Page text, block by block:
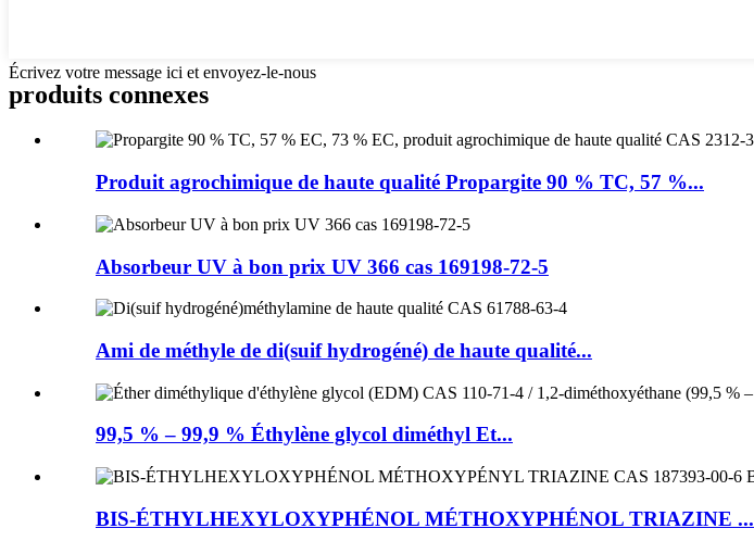
Écrivez votre message ici et envoyez-le-nous
produits connexes
Produit agrochimique de haute qualité Propargite 90 % TC, 57 %...
Absorbeur UV à bon prix UV 366 cas 169198-72-5
Ami de méthyle de di(suif hydrogéné) de haute qualité...
99,5 % – 99,9 % Éthylène glycol diméthyl Et...
BIS-ÉTHYLHEXYLOXYPHÉNOL MÉTHOXYPHÉNOL TRIAZINE ...